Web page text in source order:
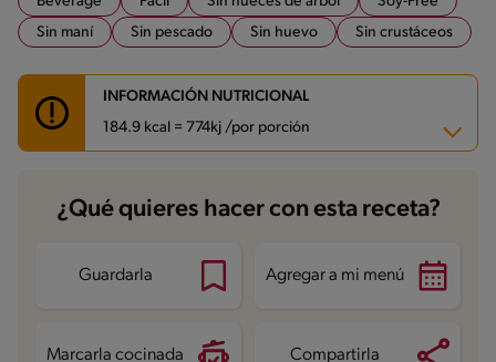
Sin maní
Sin pescado Sin huevo Sin crustáceos
INFORMACIÓN NUTRICIONAL
184.9 kcal = 774kj /por porción
Carbohidratos 21.2 g
Energía 184.9 kcal
Proteína
Grasas saturadas 3.3 g
¿Qué quieres hacer con esta receta?
Guardarla Agregar a mi menú
Marcarla cocinada Compartirla